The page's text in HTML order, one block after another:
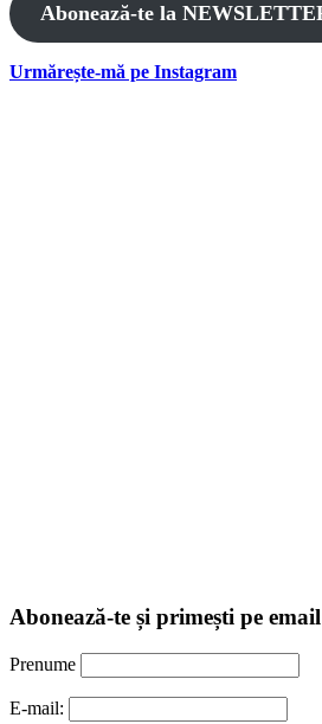
Abonează-te la
Urmărește-mă pe Instagram
Abonează-te și primești pe
Prenume
E-mail: